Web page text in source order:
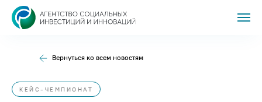
Вернуться ко всем новостям
КЕЙС-ЧЕМПИОНАТ